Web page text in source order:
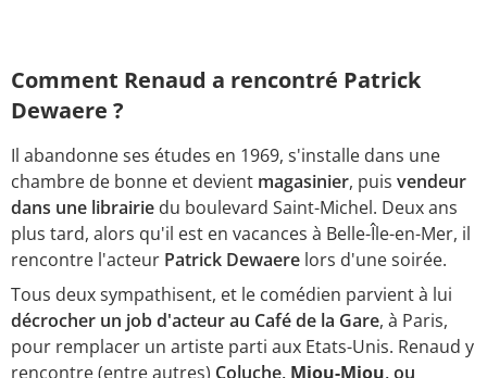
Comment Renaud a rencontré Patrick
Dewaere ?
Il abandonne ses études en 1969, s'installe dans une
chambre de bonne et devient magasinier, puis vendeur
dans une librairie du boulevard Saint-Michel. Deux ans
plus tard, alors qu'il est en vacances à Belle-Île-en-Mer, il
rencontre l'acteur Patrick Dewaere lors d'une soirée.
Tous deux sympathisent, et le comédien parvient à lui
décrocher un job d'acteur au Café de la Gare, à Paris,
pour remplacer un artiste parti aux Etats-Unis. Renaud y
rencontre (entre autres) Coluche, Miou-Miou, ou